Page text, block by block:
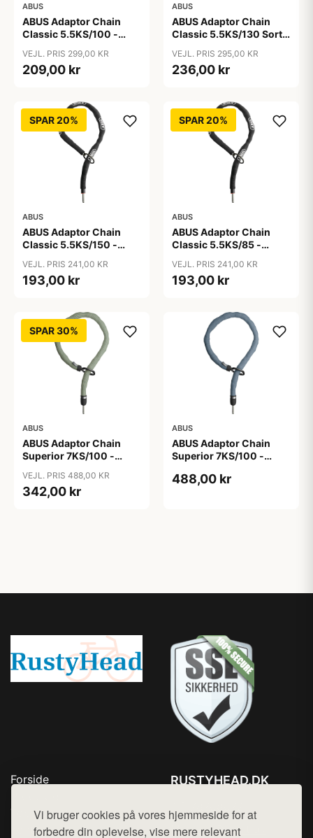
Vi bruger cookies på vores hjemmeside for at
forbedre din oplevelse, vise mere relevant
ABUS
ABUS Adaptor Chain
Classic 5.5KS/100 -
VEJL. PRIS 299,00 KR
209,00 kr
ABUS
ABUS Adaptor Chain
Classic 5.5KS/130 Sort -
VEJL. PRIS 295,00 KR
236,00 kr
SPAR 20%
ABUS
ABUS Adaptor Chain
Classic 5.5KS/150 -
VEJL. PRIS 241,00 KR
193,00 kr
SPAR 20%
ABUS
ABUS Adaptor Chain
Classic 5.5KS/85 -
VEJL. PRIS 241,00 KR
193,00 kr
SPAR 30%
ABUS
ABUS Adaptor Chain
Superior 7KS/100 -
Green
VEJL. PRIS 488,00 KR
342,00 kr
ABUS
ABUS Adaptor Chain
Superior 7KS/100 -
488,00 kr
Forside
Top Rabatter
Kontakt
RUSTYHEAD.DK
Mail: hej@want.dk